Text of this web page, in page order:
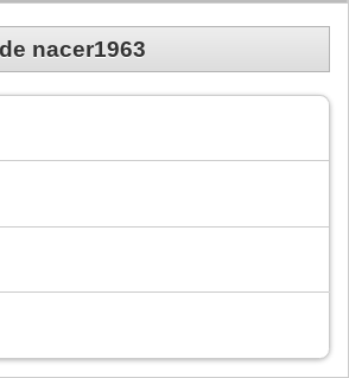
nacer1963